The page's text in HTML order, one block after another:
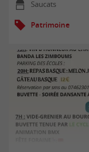
Saucats
Patrimoine